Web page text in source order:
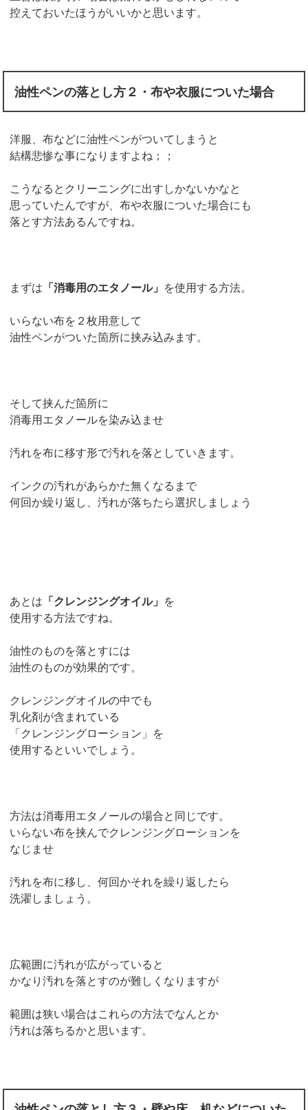
控えておいたほうがいいかと思います。
油性ペンの落とし方２・布や衣服についた場合
洋服、布などに油性ペンがついてしまうと
結構悲惨な事になりますよね；；
こうなるとクリーニングに出すしかないかなと
思っていたんですが、布や衣服についた場合にも
落とす方法あるんですね。
まずは 「消毒用のエタノール」 を使用する方法。
いらない布を２枚用意して
油性ペンがついた箇所に挟み込みます。
そして挟んだ箇所に
消毒用エタノールを染み込ませ
汚れを布に移す形で汚れを落としていきます。
インクの汚れがあらかた無くなるまで
何回か繰り返し、汚れが落ちたら選択しましょう
あとは 「クレンジングオイル」 を
使用する方法ですね。
油性のものを落とすには
油性のものが効果的です。
クレンジングオイルの中でも
乳化剤が含まれている
「クレンジングローション」を
使用するといいでしょう。
方法は消毒用エタノールの場合と同じです。
いらない布を挟んでクレンジングローションを
なじませ
汚れを布に移し、何回かそれを繰り返したら
洗濯しましょう。
広範囲に汚れが広がっていると
かなり汚れを落とすのが難しくなりますが
範囲は狭い場合はこれらの方法でなんとか
汚れは落ちるかと思います。